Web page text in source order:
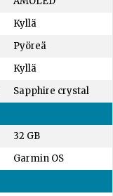
Kyllä
Pyöreä
Kyllä
Sapphire crystal
32 GB
Garmin OS